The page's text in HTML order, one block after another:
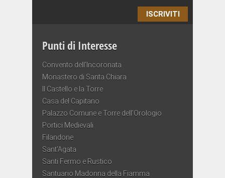
ISCRIVITI
Punti di Interesse
Convento dell’Incoronata
Monastero di Santa Chiara
Il Castello e la Torre
Casa del Capitano
Palazzo Comune e Torre dell’Orologio
Portici Medievali
Filandone
Sant’Agata
Santi Fermo e Rustico
Santuario Madonna della Fiamma